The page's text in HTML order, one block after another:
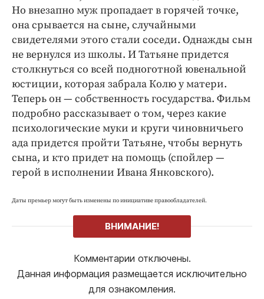
Но внезапно муж пропадает в горячей точке,
она срывается на сыне, случайными
свидетелями этого стали соседи. Однажды сын
не вернулся из школы. И Татьяне придется
столкнуться со всей подноготной ювенальной
юстиции, которая забрала Колю у матери.
Теперь он — собственность государства. Фильм
подробно рассказывает о том, через какие
психологические муки и круги чиновничьего
ада придется пройти Татьяне, чтобы вернуть
сына, и кто придет на помощь (спойлер —
герой в исполнении Ивана Янковского).
Даты премьер могут быть изменены по инициативе правообладателей.
ВНИМАНИЕ!
Комментарии отключены.
Данная информация размещается исключительно
для ознакомления.